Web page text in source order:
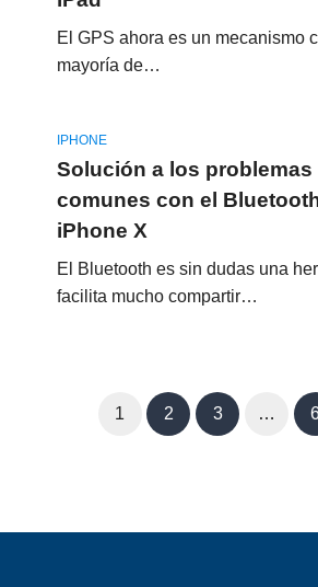
El GPS ahora es un mecanismo
mayoría de…
IPHONE
Solución a los problemas
comunes con el
iPhone X
El Bluetooth es sin dudas una
facilita mucho compartir…
1 2 3 …